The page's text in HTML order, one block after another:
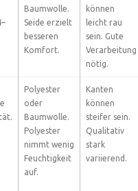
Baumwolle.
Seide erzielt
besseren
Komfort.
können
leicht rau
sein. Gute
Verarbeitung
nötig.
Polyester
oder
Baumwolle.
Polyester
nimmt wenig
Feuchtigkeit
auf.
Kanten
können
steifer sein.
Qualitativ
stark
variierend.